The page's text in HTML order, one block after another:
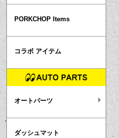
PORKCHOP Items
コラボ アイテム
オートパーツ
ダッシュマット